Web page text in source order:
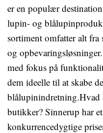
er en populær
lupin- og
sortiment omfatter alt fra
og
med fokus på
dem ideelle til at skabe
blålupinindretning.Hvad
butikker? Sinnerup har
konkurrencedygtige